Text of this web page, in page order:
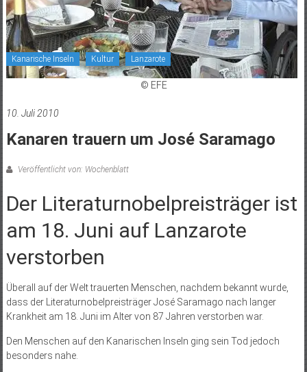
Kanarische Inseln Kultur Lanzarote
© EFE
10. Juli 2010
Kanaren trauern um José Saramago
Veröffentlicht von: Wochenblatt
Der Literaturnobelpreisträger ist
am 18. Juni auf Lanzarote
verstorben
Überall auf der Welt trauerten Menschen, nachdem bekannt wurde,
dass der Literaturnobelpreisträger José Saramago nach langer
Krankheit am 18. Juni im Alter von 87 Jahren verstorben war.
Den Menschen auf den Kanarischen Inseln ging sein Tod jedoch
besonders nahe.